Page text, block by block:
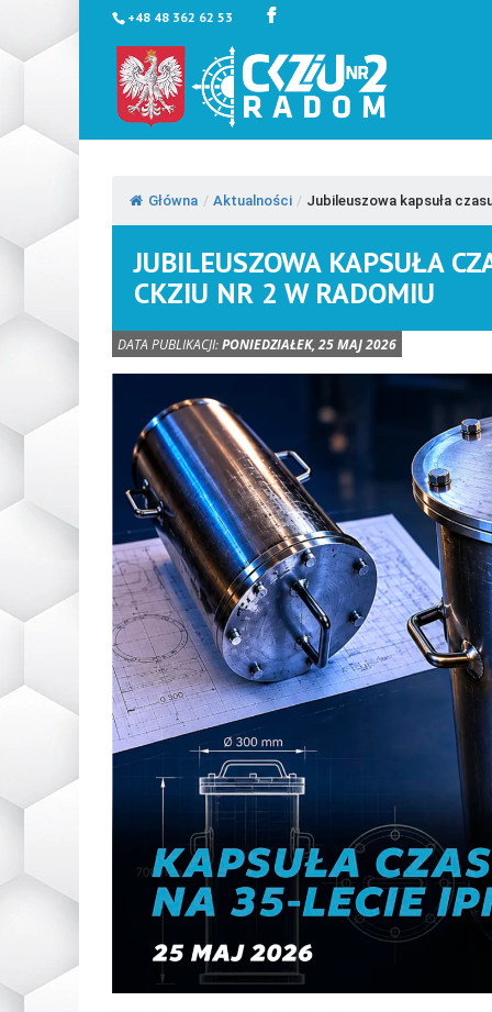
+48 48 362 62 53
Główna / Aktualności / Jubileuszowa kapsuła
JUBILEUSZOWA KAPSUŁA
CKZIU NR 2 W RADOMIU
DATA PUBLIKACJI:PONIEDZIAŁEK, 25 MAJ 2026